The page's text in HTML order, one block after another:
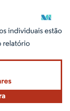
conforme CC BY 4.0.